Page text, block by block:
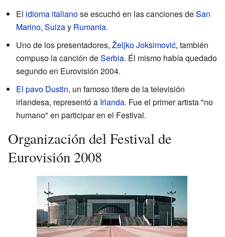
El idioma italianose escuchó en las canciones deSan
Marino, Suizay Rumania.
Uno de los presentadores, Željko Joksimović, también
compuso la canción deSerbia. Él mismo había quedado
segundo en Eurovisión 2004.
El pavo Dustin, un famoso títere de la televisión
irlandesa, representó a Irlanda. Fue el primer artista "no
humano" en participar en el Festival.
Organización del Festival de
Eurovisión 2008